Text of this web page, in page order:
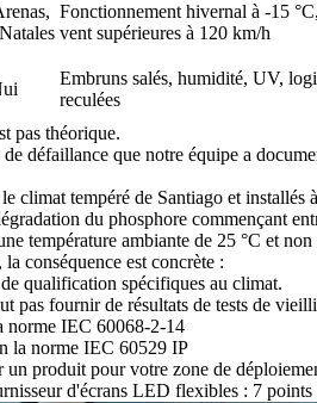
Fonctionnement hivernal à -15
vent supérieures à 120 km/h
Embruns salés, humidité, UV,
reculées
pas théorique.
de défaillance que notre équipe a
climat tempéré de Santiago et
du phosphore commençant
température ambiante de 25 °C et
conséquence est concrète :
qualification spécifiques au climat.
pas fournir de résultats de tests de
norme IEC 60068-2-14
la norme IEC 60529 IP
produit pour votre zone de
d'écrans LED flexibles : 7